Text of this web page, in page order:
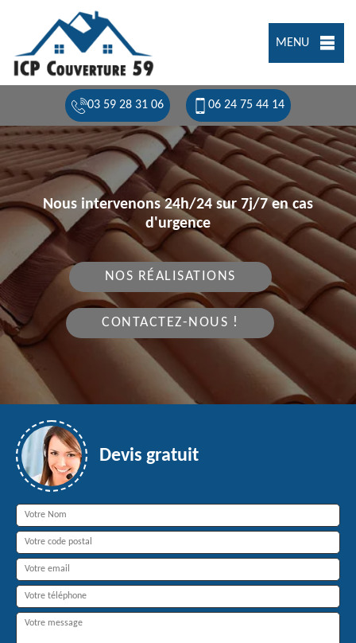
MENU
03 59 28 31 06 06 24 75 44 14
Nous intervenons 24h/24 sur 7j/7 en cas
d'urgence
NOS RÉALISATIONS
CONTACTEZ-NOUS !
Devis gratuit